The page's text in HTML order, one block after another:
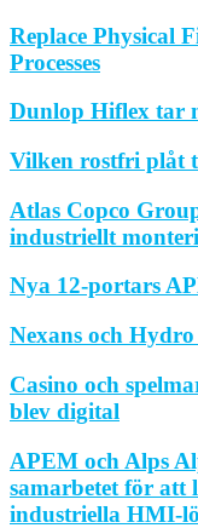
Replace Physical
Processes
Dunlop Hiflex tar
Vilken rostfri plåt
Atlas Copco
industriellt
Nya 12-portars
Nexans och
Casino och
blev digital
APEM och Alps
samarbetet för att
industriella HMI-